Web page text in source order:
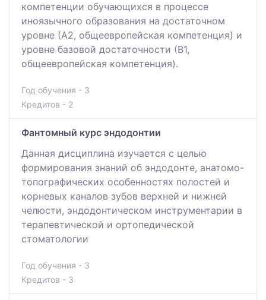
компетенции обучающихся в процессе
иноязычного образования на достаточном
уровне (А2, общеевропейская компетенция) и
уровне базовой достаточности (В1,
общеевропейская компетенция).
Год обучения - 3
Кредитов - 2
Фантомный курс эндодонтии
Данная дисциплина изучается с целью
формирования знаний об эндодонте, анатомо-
топографических особенностях полостей и
корневых каналов зубов верхней и нижней
челюсти, эндодонтическом инструментарии в
терапевтической и ортопедической
стоматологии
Год обучения - 3
Кредитов - 3